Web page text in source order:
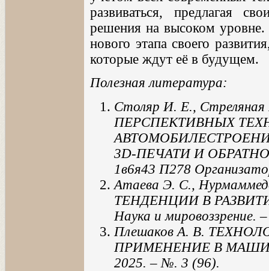
развиваться, предлагая
решения на высоком
нового этапа своего
которые ждут её в будущем.
Полезная литература:
Столяр И. Е.,
ПЕРСПЕКТИВНЫХ
3D-ПЕЧАТИ И
1в6я43 П278
Атаева Э. С.,
ТЕНДЕНЦИИ В
Наука и мировоззрение.
Плешаков А. В.
ПРИМЕНЕНИЕ В
2025. – №. 3 (96).